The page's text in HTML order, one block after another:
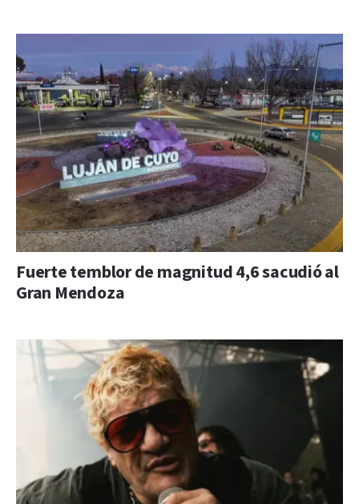
Fuerte temblor de magnitud 4,6 sacudió al
Gran Mendoza